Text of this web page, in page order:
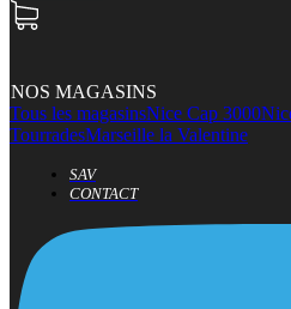
NOS MAGASINS
Tous les magasinsNice Cap 3000
TourradesMarseille la Valentine
SAV
CONTACT